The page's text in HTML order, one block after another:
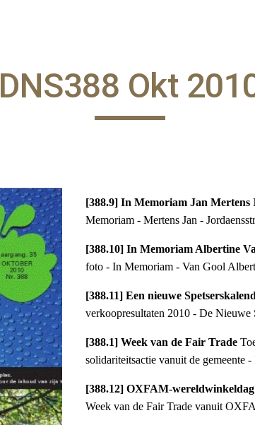
DNS388 Okt
[388.9] In Memoriam Jan Mertens
Memoriam - Mertens Jan -
[388.10] In Memoriam Albertine
foto - In Memoriam - Van Gool
[388.11] Een nieuwe
verkoopresultaten 2010 - De Nieuwe
[388.1] Week van de Fair Trade
solidariteitsactie vanuit de gemeente
[388.12] OXFAM-
Week van de Fair Trade vanuit